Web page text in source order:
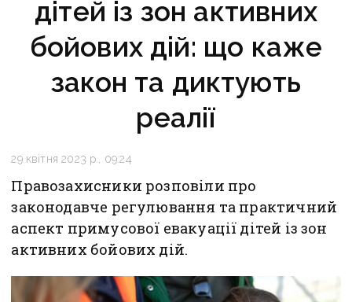
дітей із зон активних
бойових дій: що каже
закон та диктують
реалії
29 квітня 2023 р., 09:24
Правозахисники розповіли про
законодавче регулювання та практичний
аспект примусової евакуації дітей із зон
активних бойових дій.